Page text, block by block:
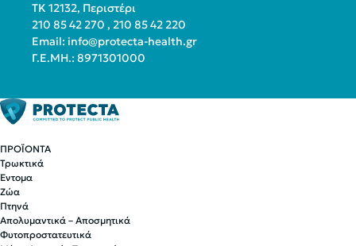
ΤΚ 12132, Περιστέρι
210 85 42 270 , 210 85 42 220
Email: info@protecta-health.gr
Γ.Ε.ΜΗ.: 8971301000
ΠΡΟΪΟΝΤΑ
Τρωκτικά
Έντομα
Ζώα
Πτηνά
Απολυμαντικά – Αποσμητικά
Φυτοπροστατευτικά